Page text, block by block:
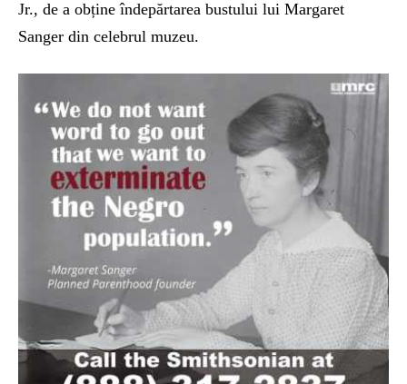
Jr., de a obține îndepărtarea bustului lui Margaret
Sanger din celebrul muzeu.